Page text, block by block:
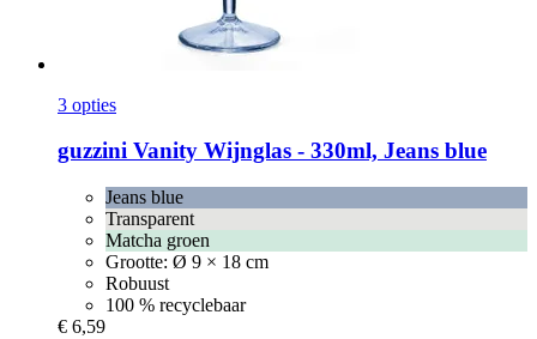
3 opties
guzzini Vanity Wijnglas -​ 330ml, Jeans blue
Jeans blue
Transparent
Matcha groen
Grootte: Ø 9 × 18 cm
Robuust
100 % recyclebaar
€ 6,59